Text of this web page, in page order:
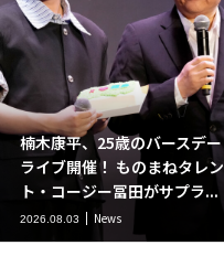
楠木康平、25歳のバースデー
ライブ開催！ ものまねタレン
ト・コージー冨田がサプラ...
2026.08.03 News